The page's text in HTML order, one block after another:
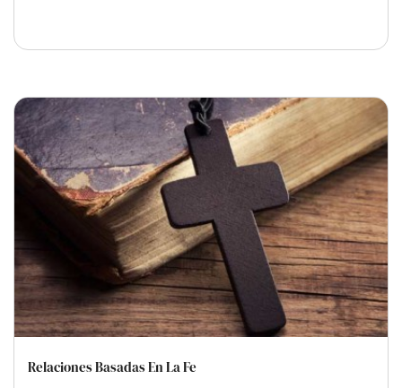
Relaciones Basadas En La Fe